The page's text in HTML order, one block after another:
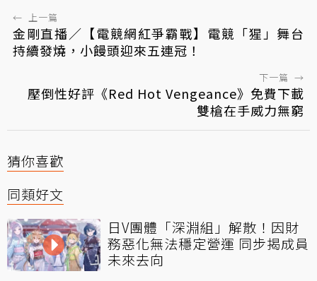
← 上一篇
金剛直播／【電競網紅爭霸戰】電競「猩」舞台
持續發燒，小饅頭迎來五連冠！
下一篇 →
壓倒性好評《Red Hot Vengeance》免費下載
雙槍在手威力無窮
猜你喜歡
同類好文
日V團體「深淵組」解散！因財
務惡化無法穩定營運 同步揭成員
未來去向